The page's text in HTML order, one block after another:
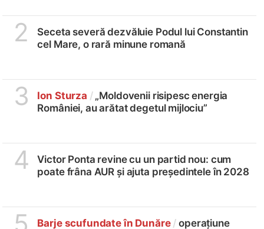
2
Seceta severă dezvăluie Podul lui Constantin
cel Mare, o rară minune romană
3 Ion Sturza /„Moldovenii risipesc energia
României, au arătat degetul mijlociu”
4
Victor Ponta revine cu un partid nou: cum
poate frâna AUR și ajuta președintele în 2028
Barje scufundate în Dunăre / operațiune